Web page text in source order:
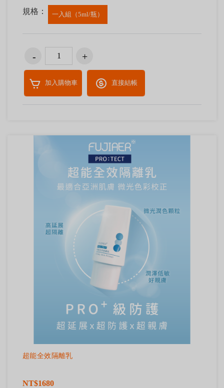
規格： 一入組（5ml/瓶）
加入購物車 直接結帳
超能全效隔離乳
NT$1680